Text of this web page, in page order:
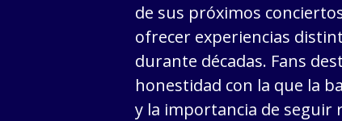
de sus próximos
ofrecer experiencias
durante décadas. Fans
honestidad con la que la
y la importancia de seguir